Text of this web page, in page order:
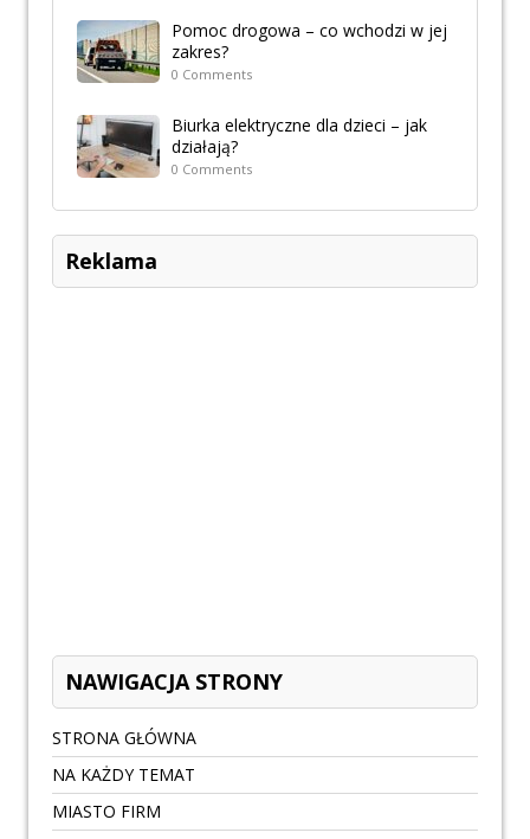
Pomoc drogowa – co wchodzi w jej
zakres?
0 Comments
Biurka elektryczne dla dzieci – jak
działają?
0 Comments
Reklama
NAWIGACJA STRONY
STRONA GŁÓWNA
NA KAŻDY TEMAT
MIASTO FIRM